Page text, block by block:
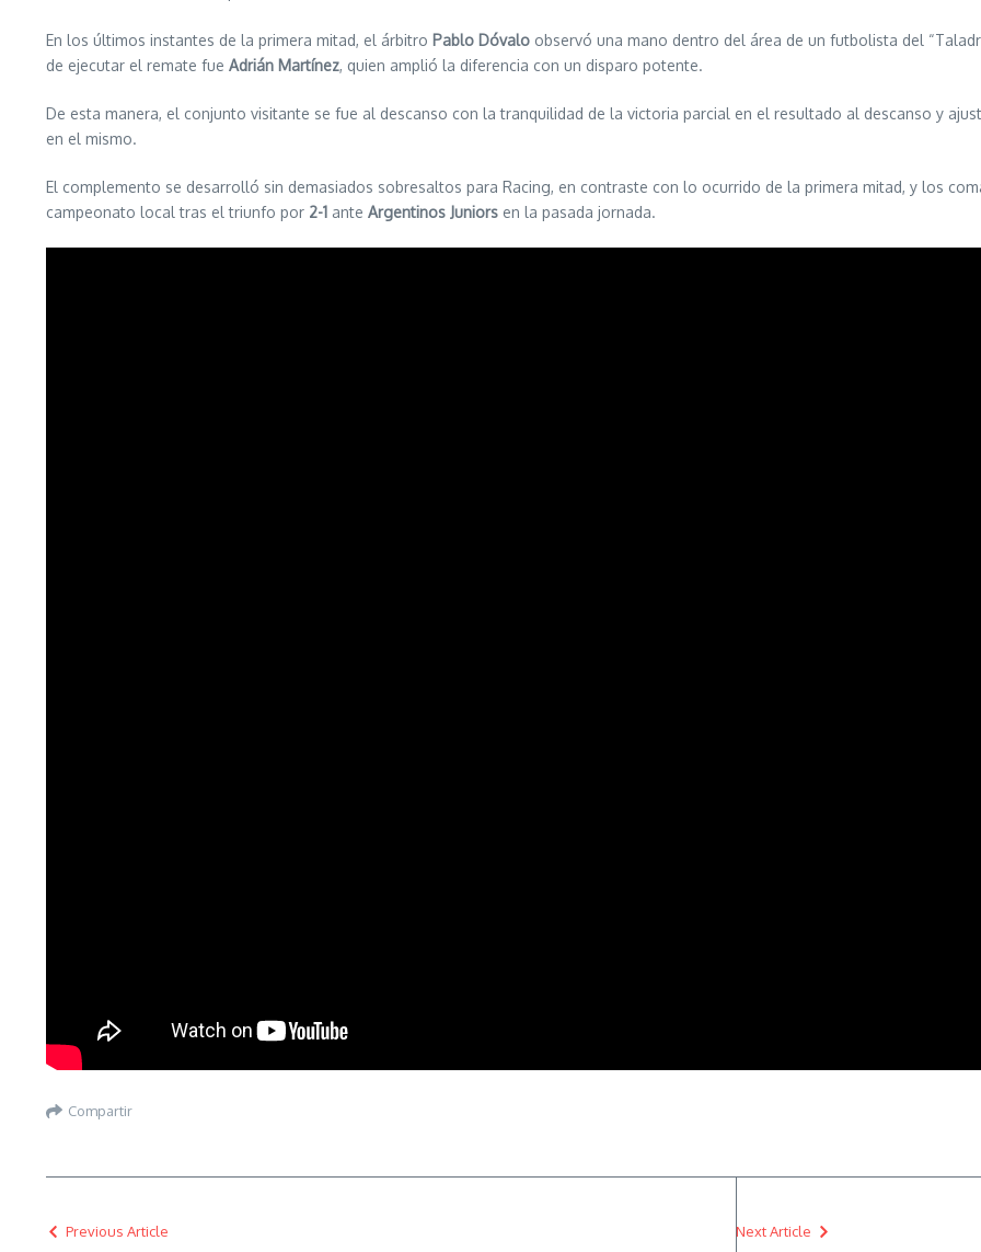
En los últimos instantes de la primera mitad, el árbitro Pablo Dóvalo observó una mano dentro del área de un futbolista del
de ejecutar el remate fue Adrián Martínez, quien amplió la diferencia con un disparo potente.
De esta manera, el conjunto visitante se fue al descanso con la tranquilidad de la victoria parcial en el resultado al descanso y
en el mismo.
El complemento se desarrolló sin demasiados sobresaltos para Racing, en contraste con lo ocurrido de la primera mitad, y los
campeonato local tras el triunfo por 2-1 ante Argentinos Juniors en la pasada jornada.
Compartir
Previous Article Next Article